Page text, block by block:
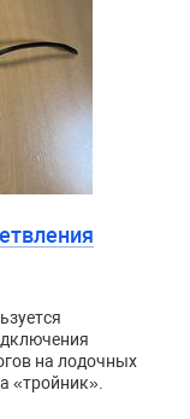
на лодочных
«тройник».